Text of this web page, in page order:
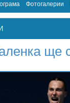
Фотогалерии
ще